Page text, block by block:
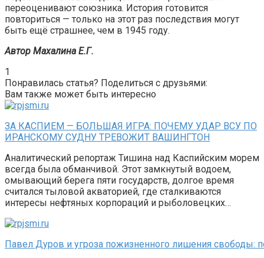
переоценивают союзника. История готовится
повториться — только на этот раз последствия могут
быть ещё страшнее, чем в 1945 году.
Автор Махалина Е.Г.
1
Понравилась статья? Поделиться с друзьями:
Вам также может быть интересно
ЗА КАСПИЕМ — БОЛЬШАЯ ИГРА: ПОЧЕМУ УДАР ВСУ ПО
ИРАНСКОМУ СУДНУ ТРЕВОЖИТ ВАШИНГТОН
Аналитический репортаж Тишина над Каспийским морем
всегда была обманчивой. Этот замкнутый водоем,
омывающий берега пяти государств, долгое время
считался тыловой акваторией, где сталкиваются
интересы нефтяных корпораций и рыболовецких…
Павел Дуров и угроза пожизненного лишения свободы: